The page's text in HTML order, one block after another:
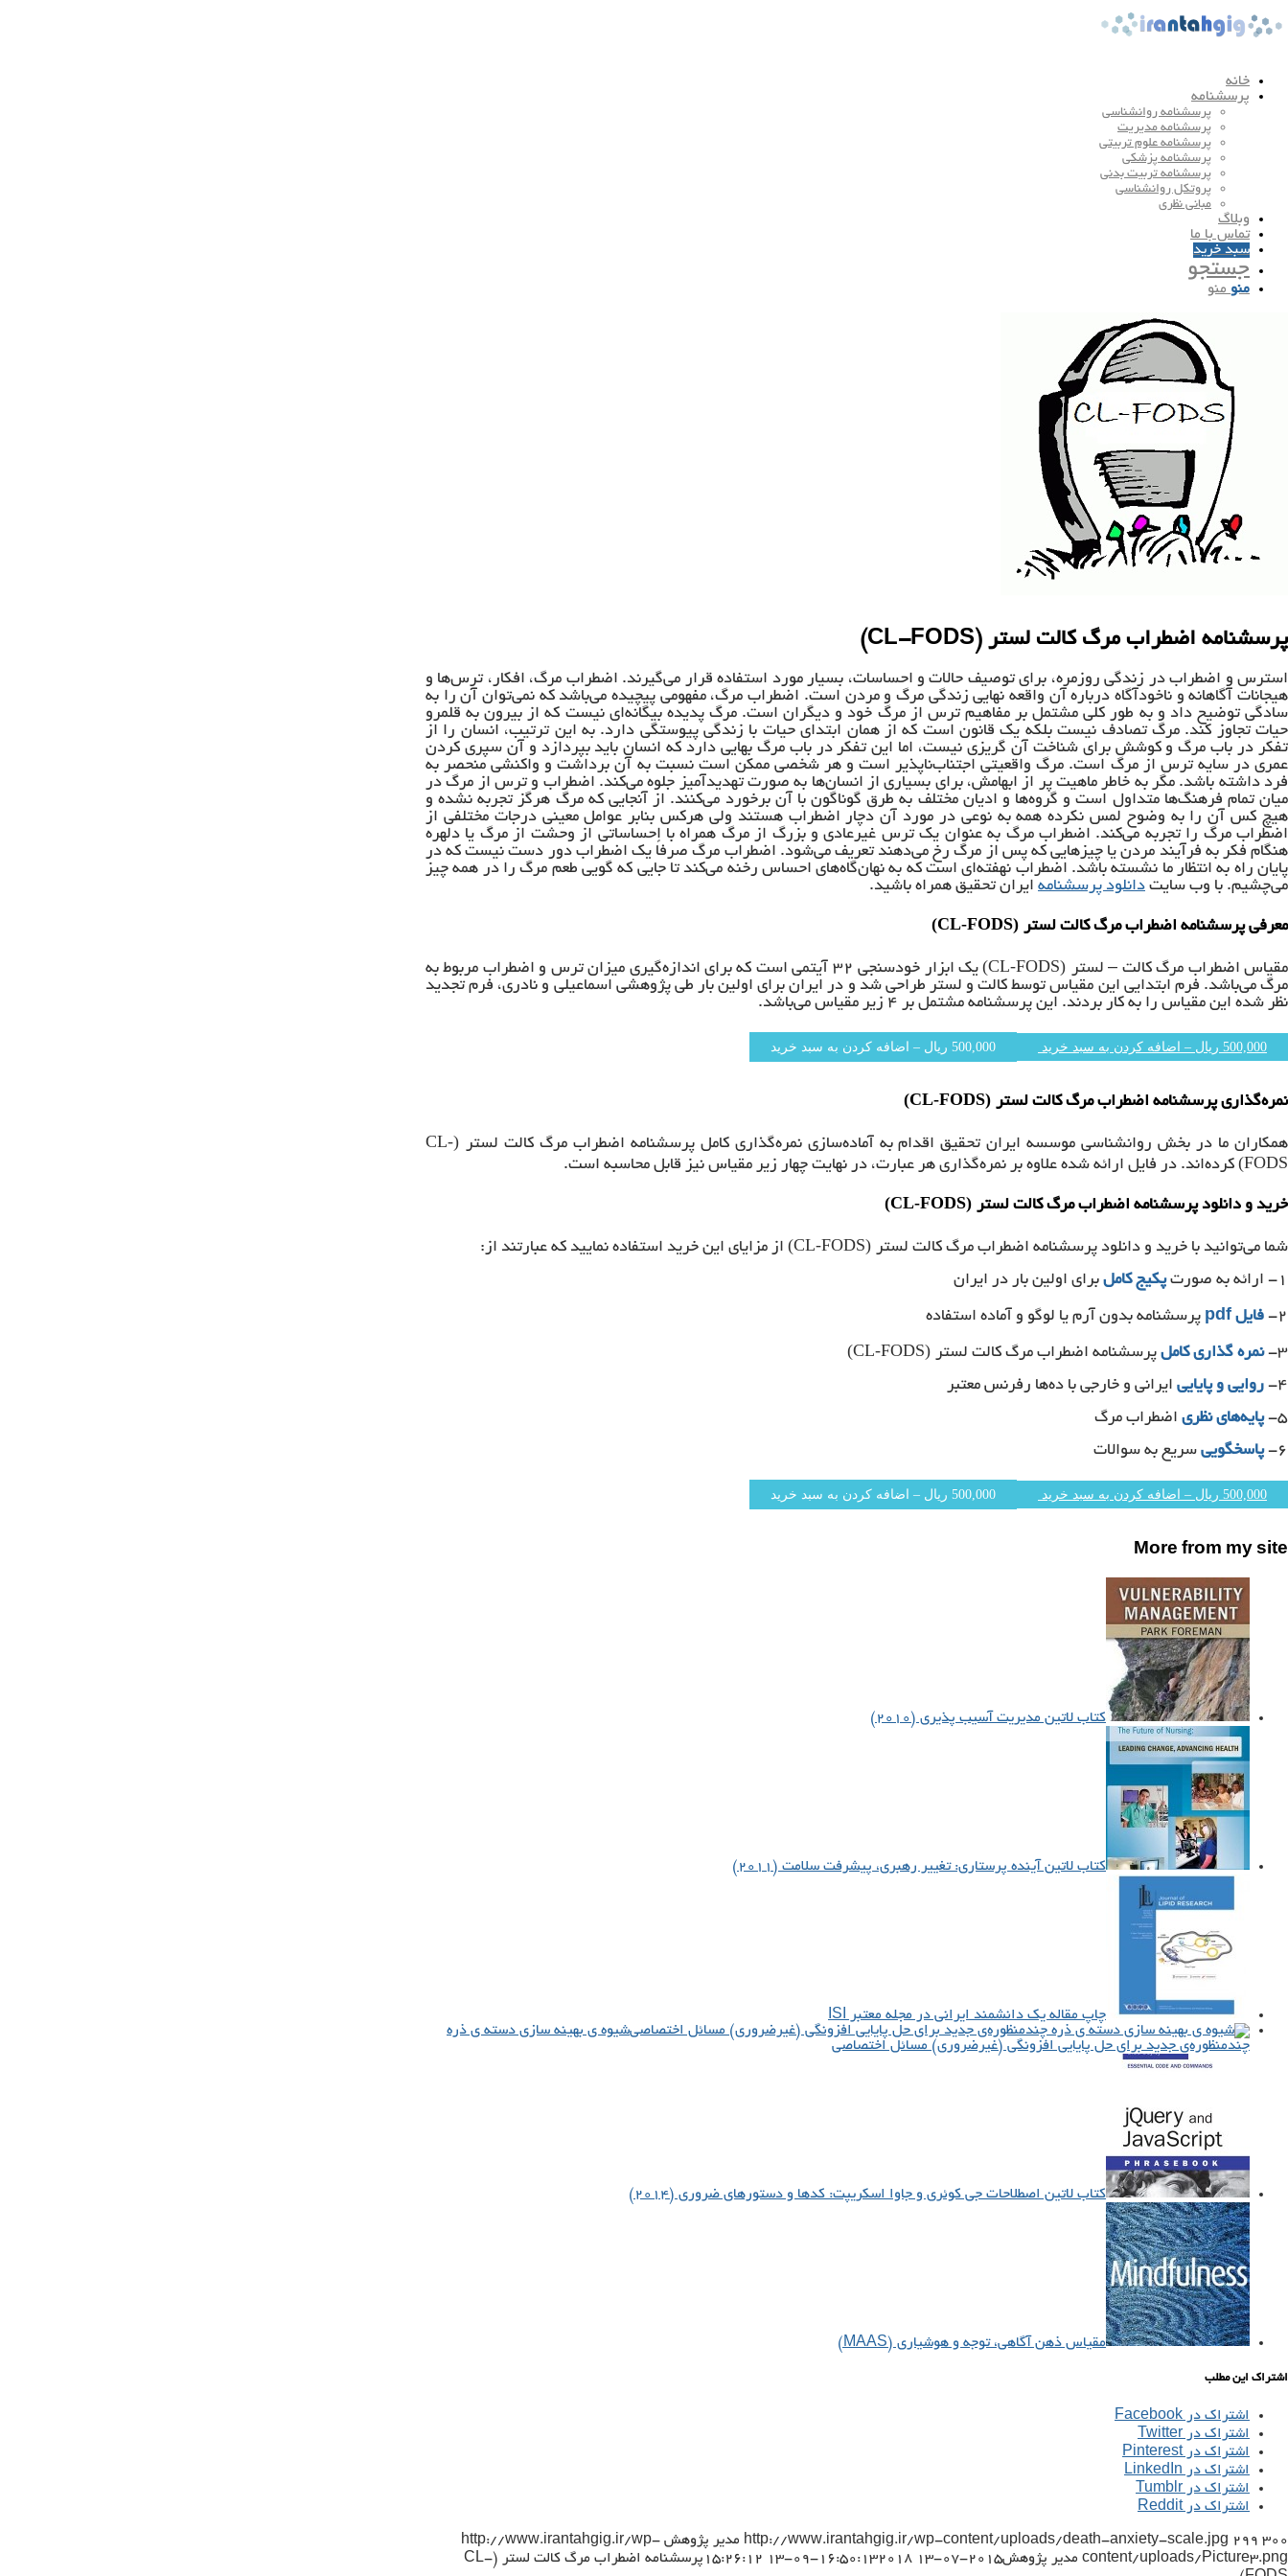
خانه
پرسشنامه
پرسشنامه روانشناسی
پرسشنامه مدیریت
پرسشنامه علوم تربیتی
پرسشنامه پزشکی
پرسشنامه تربیت بدنی
پروتکل روانشناسی
مبانی نظری
وبلاگ
تماس با ما
سبد خرید
جستجو
منو منو
پرسشنامه اضطراب مرگ کالت لستر (CL-FODS)
استرس و اضطراب در زندگی روزمره، برای توصیف حالات و احساسات، بسیار مورد استفاده قرار می‌گیرند. اضطراب مرگ، افکار، ترس‌ها و
هیجانات آگاهانه و ناخودآگاه درباره آن واقعه نهایی زندگی مرگ و مردن است. اضطراب مرگ، مفهومی پیچیده می‌باشد که نمی‌توان آن را به
سادگی توضیح داد و به طور کلی مشتمل بر مفاهیم ترس از مرگ خود و دیگران است. مرگ پدیده بیگانه‌ای نیست که از بیرون به قلمرو
حیات تجاوز کند. مرگ تصادف نیست بلکه یک قانون است که از همان ابتدای حیات با زندگی پیوستگی دارد. به این ترتیب، انسان را از
تفکر در باب مرگ و کوشش برای شناخت آن گریزی نیست، اما این تفکر در باب مرگ بهایی دارد که انسان باید بپردازد و آن سپری کردن
عمری در سایه ترس از مرگ است. مرگ واقعیتی اجتناب‌ناپذیر است و هر شخصی ممکن است نسبت به آن برداشت و واکنشی منحصر به
فرد داشته باشد. مگر به خاطر ماهیت پر از ابهامش، برای بسیاری از انسان‌ها به صورت تهدیدآمیز جلوه می‌کند. اضطراب و ترس از مرگ در
میان تمام فرهنگ‌ها متداول است و گروه‌ها و ادیان مختلف به طرق گوناگون با آن برخورد می‌کنند. از آنجایی که مرگ هرگز تجربه نشده و
هیچ کس آن را به وضوح لمس نکرده همه به نوعی در مورد آن دچار اضطراب هستند ولی هرکس بنابر عوامل معینی درجات مختلفی از
اضطراب مرگ را تجربه می­‌کند. اضطراب مرگ به عنوان یک ترس غیرعادی و بزرگ از مرگ همراه با احساساتی از وحشت از مرگ یا دلهره
هنگام فکر به فرآیند مردن یا چیزهایی که پس از مرگ رخ می‌­دهند تعریف می­‌شود. اضطراب مرگ صرفاً یک اضطراب دور دست نیست که در
پایان راه به انتظار ما نشسته باشد. اضطراب نهفته­‌ای است که به نهان­‌گاه­‌های احساس رخنه می­‌کند تا جایی که گویی طعم مرگ را در همه چیز
می­‌چشیم. با وب سایت دانلود پرسشنامه ایران تحقیق همراه باشید.
معرفی پرسشنامه اضطراب مرگ کالت لستر (CL-FODS)
مقیاس اضطراب مرگ کالت – لستر (CL-FODS)
یک ابزار خودسنجی ۳۲ آیتمی است که برای اندازه‌گیری میزان ترس و اضطراب مربوط به
مرگ می‌باشد. فرم ابتدایی این مقیاس توسط کالت و لستر طراحی شد و در ایران برای اولین بار طی پژوهشی اسماعیلی و نادری، فرم تجدید
نظر شده این مقیاس را به کار بردند. این پرسشنامه مشتمل بر ۴ زیر مقیاس می‌باشد.
500,000 ریال – اضافه کردن به سبد خرید
نمره‌گذاری پرسشنامه اضطراب مرگ کالت لستر (CL-FODS)
همکاران ما در بخش روانشناسی موسسه ایران تحقیق اقدام به آماده‌سازی نمره‌گذاری کامل پرسشنامه اضطراب مرگ کالت لستر
(CL-
FODS) کرده‌اند. در فایل ارائه شده علاوه بر نمره‌گذاری هر عبارت، در نهایت چهار زیر مقیاس نیز قابل محاسبه است.
خرید و دانلود پرسشنامه اضطراب مرگ کالت لستر (CL-FODS)
شما می‌توانید با خرید و دانلود پرسشنامه اضطراب مرگ کالت لستر (CL-FODS)
از مزایای این خرید استفاده نمایید که عبارتند از:
۱- ارائه به صورت
پکیج کامل برای اولین بار در ایران
۲- فایل pdf پرسشنامه بدون آرم یا لوگو و آماده استفاده
۳- نمره گذاری کامل پرسشنامه اضطراب مرگ کالت لستر (CL-FODS)
۴- روایی و پایایی ایرانی و خارجی با ده‌ها رفرنس معتبر
۵-
پایه‌های نظری اضطراب مرگ
۶-
پاسخگویی سریع به سوالات
500,000 ریال – اضافه کردن به سبد خرید
More from my site
کتاب لاتین مدیریت آسیب پذیرى (۲۰۱۰)
کتاب لاتین آینده پرستاری: تغییر رهبری، پیشرفت سلامت (۲۰۱۱)
چاپ مقاله یک دانشمند ایرانی در مجله‌ معتبر ISI
شیوه ی بهینه سازی دسته ی ذره
چندمنظوره‌ی جدید برای حل پایایی افزونگی (غیرضروری) مسائل اختصاصی
کتاب لاتین اصطلاحات جی کوئری و جاوا اسکریپت: کدها و دستورهای ضروری (۲۰۱۴)
مقیاس ذهن آگاهی، توجه و هوشیاری (MAAS)
اشتراک این مطلب
اشتراک در Facebook
اشتراک در Twitter
اشتراک در Pinterest
اشتراک در LinkedIn
اشتراک در Tumblr
اشتراک در Reddit
http://www.irantahgig.ir/wp-content/uploads/death-anxiety-scale.jpg 299 300 مدیر پژوهش http://www.irantahgig.ir/wp-
content/uploads/Picture3.png مدیر پژوهش2015-07-13 16:50:13
2018-09-13 15:26:12
پرسشنامه اضطراب مرگ کالت لستر (CL-